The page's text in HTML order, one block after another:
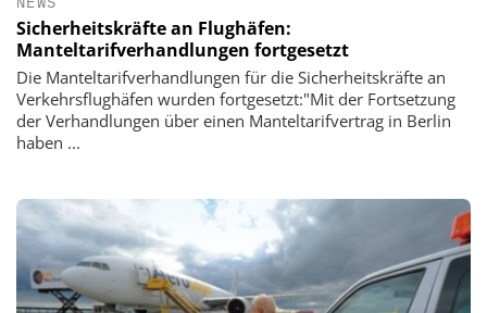
Sicherheitskräfte an Flughäfen:
Manteltarifverhandlungen fortgesetzt
Die Manteltarifverhandlungen für die Sicherheitskräfte an
Verkehrsflughäfen wurden fortgesetzt:"Mit der Fortsetzung
der Verhandlungen über einen Manteltarifvertrag in Berlin
haben ...